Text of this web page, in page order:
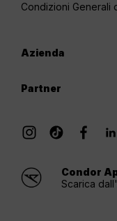
Condizioni Generali
Azienda
Partner
Condor
Scarica